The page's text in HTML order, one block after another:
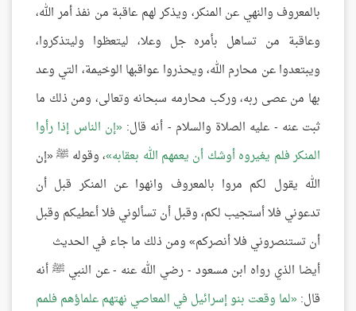
بالمعروف والنهي عن المنكر، ويذكر لهم عاقبة من نفذ أمر الله،
وعاقبة من تساهل بأمره جل وعلا، ليتعظوا وليتذكروا،
ويبتعدوا عن محارم الله، ويحذروا عواقبها الوخيمة، التي وعد
بها من عصى ربه، وركب محارمه سبحانه وتعالى، ومن ذلك ما
ثبت عنه - عليه الصلاة والسلام - أنه قال: إن الناس إذا رأوا
المنكر فلم يغيروه أوشك أن يعمهم الله بعقابه ، وقوله ﷺ «إن
الله يقول لكم مروا بالمعروف وانهوا عن المنكر قبل أن
تدعوني فلا أستجيب لكم، وقبل أن تسألوني فلا أعطيكم وقبل
أن تستنصروني فلا أنصركم» ومن ذلك ما جاء في الحديث
أيضا الذي رواه ابن مسعود - رضي الله عنه - عن النبي ﷺ أنه
قال: لما وقعت بنو إسرائيل في المعاصي نهتهم علماؤهم فلمم